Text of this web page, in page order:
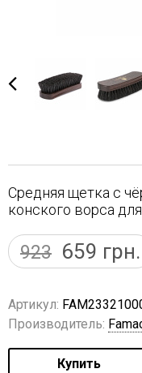
Средняя щетка с
конского ворса
923 659 грн.
Артикул:
Производитель:
Купить